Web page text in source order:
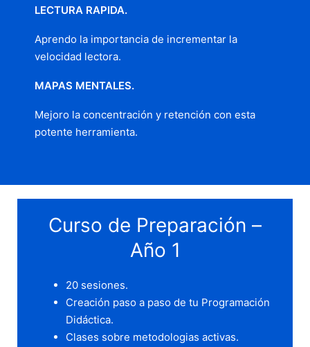
LECTURA RAPIDA.
Aprendo la importancia de incrementar la
velocidad lectora.
MAPAS MENTALES.
Mejoro la concentración y retención con esta
potente herramienta.
Curso de Preparación –
Año 1
20 sesiones.
Creación paso a paso de tu Programación
Didáctica.
Clases sobre metodologias activas.